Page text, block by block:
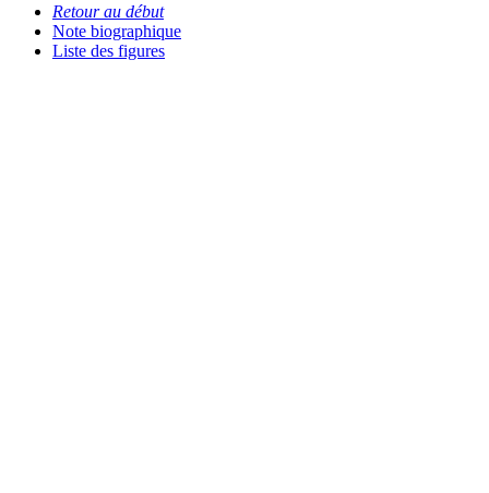
Retour au début
Note biographique
Liste des figures